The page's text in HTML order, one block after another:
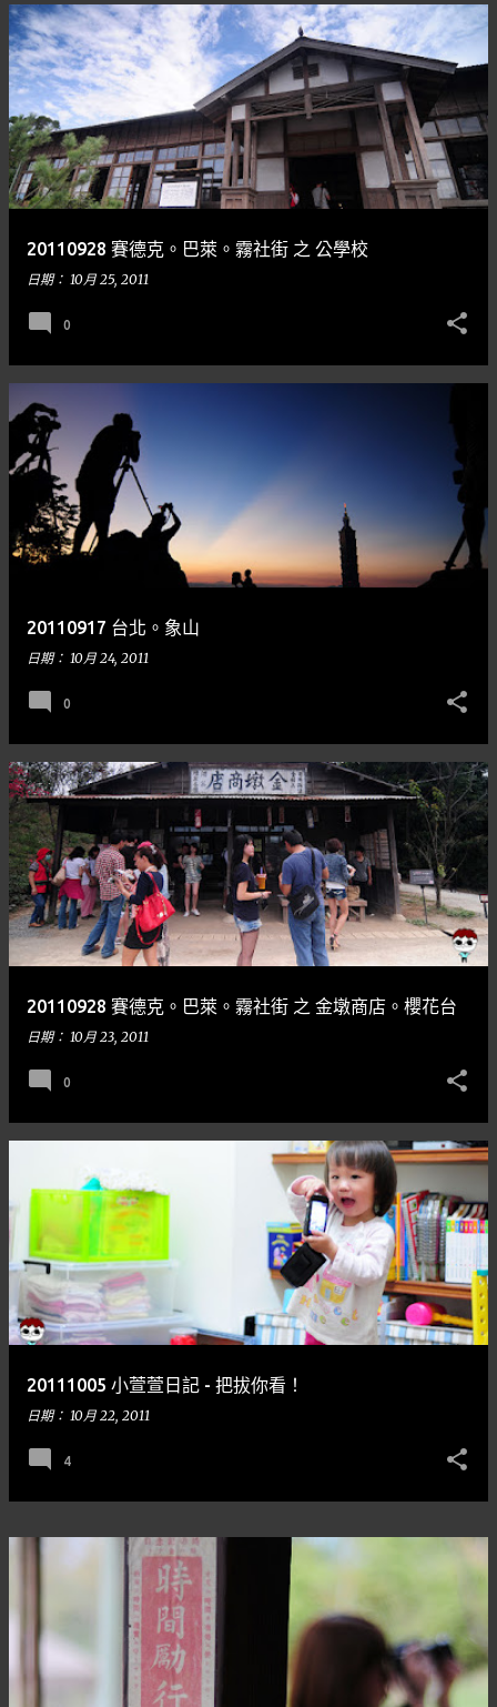
20110928 賽德克。巴萊。霧社街 之 公學校
日期： 10月 25, 2011
0
20110917 台北。象山
日期： 10月 24, 2011
0
20110928 賽德克。巴萊。霧社街 之 金墩商店。櫻花台
日期： 10月 23, 2011
0
20111005 小萱萱日記 - 把拔你看！
日期： 10月 22, 2011
4